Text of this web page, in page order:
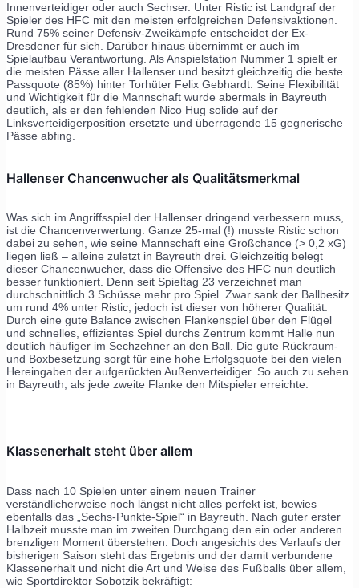
Innenverteidiger oder auch Sechser. Unter Ristic ist Landgraf der
Spieler des HFC mit den meisten erfolgreichen Defensivaktionen.
Rund 75% seiner Defensiv-Zweikämpfe entscheidet der Ex-
Dresdener für sich. Darüber hinaus übernimmt er auch im
Spielaufbau Verantwortung. Als Anspielstation Nummer 1 spielt er
die meisten Pässe aller Hallenser und besitzt gleichzeitig die beste
Passquote (85%) hinter Torhüter Felix Gebhardt. Seine Flexibilität
und Wichtigkeit für die Mannschaft wurde abermals in Bayreuth
deutlich, als er den fehlenden Nico Hug solide auf der
Linksverteidigerposition ersetzte und überragende 15 gegnerische
Pässe abfing.
Hallenser Chancenwucher als Qualitätsmerkmal
Was sich im Angriffsspiel der Hallenser dringend verbessern muss,
ist die Chancenverwertung. Ganze 25-mal (!) musste Ristic schon
dabei zu sehen, wie seine Mannschaft eine Großchance (> 0,2 xG)
liegen ließ – alleine zuletzt in Bayreuth drei. Gleichzeitig belegt
dieser Chancenwucher, dass die Offensive des HFC nun deutlich
besser funktioniert. Denn seit Spieltag 23 verzeichnet man
durchschnittlich 3 Schüsse mehr pro Spiel. Zwar sank der Ballbesitz
um rund 4% unter Ristic, jedoch ist dieser von höherer Qualität.
Durch eine gute Balance zwischen Flankenspiel über den Flügel
und schnelles, effizientes Spiel durchs Zentrum kommt Halle nun
deutlich häufiger im Sechzehner an den Ball. Die gute Rückraum-
und Boxbesetzung sorgt für eine hohe Erfolgsquote bei den vielen
Hereingaben der aufgerückten Außenverteidiger. So auch zu sehen
in Bayreuth, als jede zweite Flanke den Mitspieler erreichte.
Klassenerhalt steht über allem
Dass nach 10 Spielen unter einem neuen Trainer
verständlicherweise noch längst nicht alles perfekt ist, bewies
ebenfalls das „Sechs-Punkte-Spiel“ in Bayreuth. Nach guter erster
Halbzeit musste man im zweiten Durchgang den ein oder anderen
brenzligen Moment überstehen. Doch angesichts des Verlaufs der
bisherigen Saison steht das Ergebnis und der damit verbundene
Klassenerhalt und nicht die Art und Weise des Fußballs über allem,
wie Sportdirektor Sobotzik bekräftigt: